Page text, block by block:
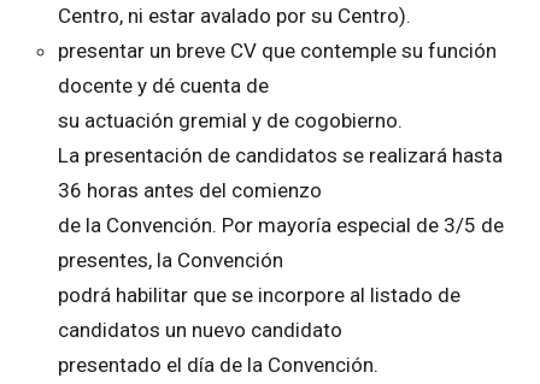
Centro, ni estar avalado por su Centro).
presentar un breve CV que contemple su función
docente y dé cuenta de
su actuación gremial y de cogobierno.
La presentación de candidatos se realizará hasta
36 horas antes del comienzo
de la Convención. Por mayoría especial de 3/5 de
presentes, la Convención
podrá habilitar que se incorpore al listado de
candidatos un nuevo candidato
presentado el día de la Convención.